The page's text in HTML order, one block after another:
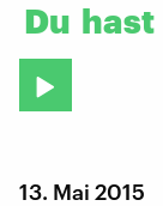
Du hast
13. Mai 2015